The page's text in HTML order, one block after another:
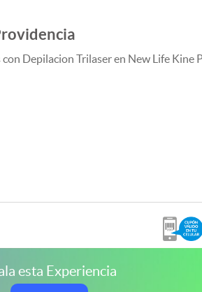
Depilacion Trilaser en New Life Kine
esta Experiencia